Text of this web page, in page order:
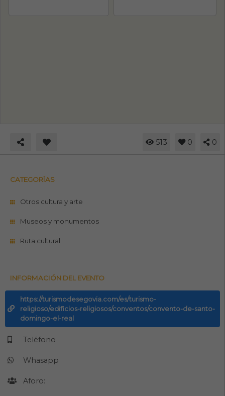
513 0 0
CATEGORÍAS
Otros cultura y arte
Museos y monumentos
Ruta cultural
INFORMACIÓN DEL EVENTO
https://turismodesegovia.com/es/turismo-
religioso/edificios-religiosos/conventos/convento-de-santo-
domingo-el-real
Teléfono
Whasapp
Aforo: